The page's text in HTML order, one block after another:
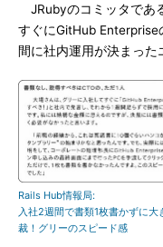
JRubyのコミッタであ
すぐにGitHub Enterprise
間に社内運用が決まった
Rails Hub情報局:
入社2週間で書類1枚書かずに大
裁！グリーのスピード感